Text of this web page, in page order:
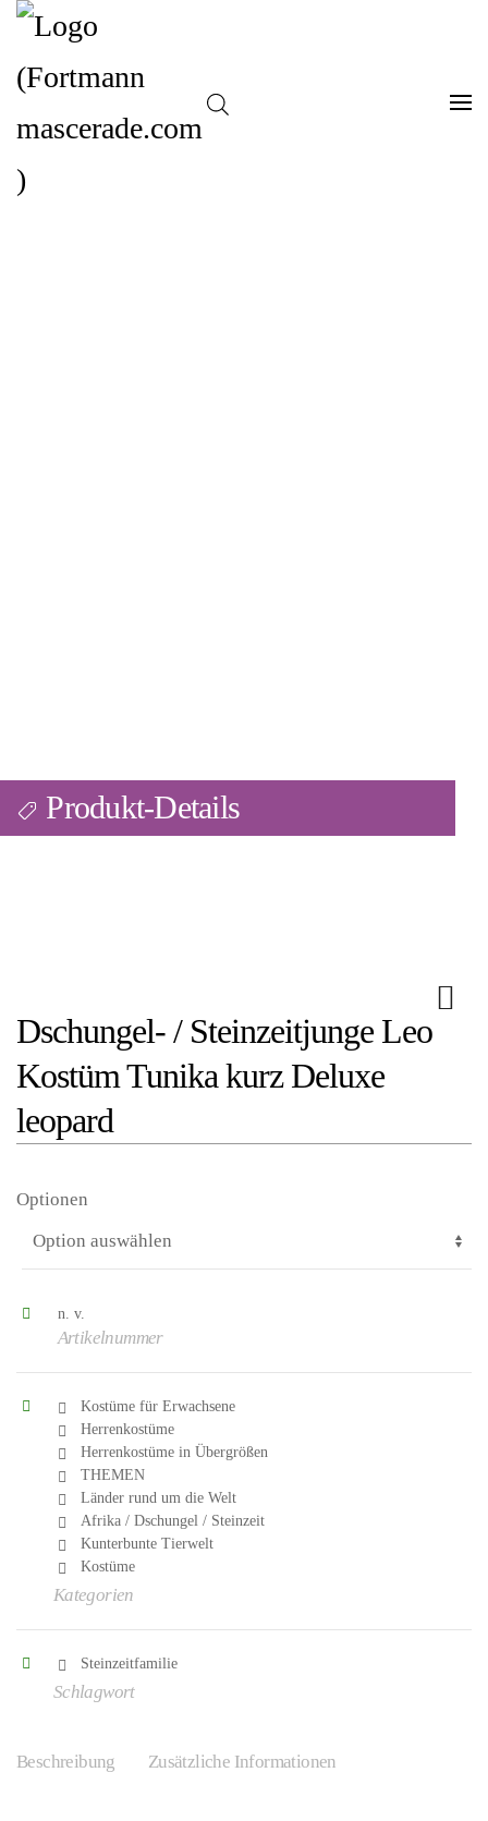
Produkt-Details
Dschungel- / Steinzeitjunge Leo
Kostüm Tunika kurz Deluxe
leopard
Optionen
n. v.
Artikelnummer
Kostüme für Erwachsene
Herrenkostüme
Herrenkostüme in Übergrößen
THEMEN
Länder rund um die Welt
Afrika / Dschungel / Steinzeit
Kunterbunte Tierwelt
Kostüme
Kategorien
Steinzeitfamilie
Schlagwort
Beschreibung Zusätzliche Informationen